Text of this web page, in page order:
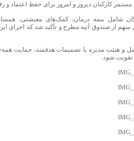
مستمر کارکنان دیروز و امروز برای حفظ اعتماد و
شامل بیمه درمان، کمک‌های معیشتی،
از صندوق آتیه مطرح و تأکید شد که اجرای
و هیئت مدیره با تصمیمات هدفمند، حمایت
تقویت شود.